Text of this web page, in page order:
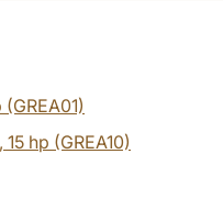
(GREA01)
, 15 hp (GREA10)